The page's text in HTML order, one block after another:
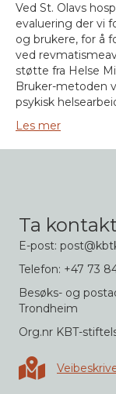
Ved St. Olavs
evaluering der vi
og brukere, for å
ved
støtte fra Helse
Bruker-metoden
psykisk
Les mer
Ta kontakt
E-post:
Telefon: +47 73
Besøks- og
Trondheim
Org.nr KBT-
Veibeskrivelse i